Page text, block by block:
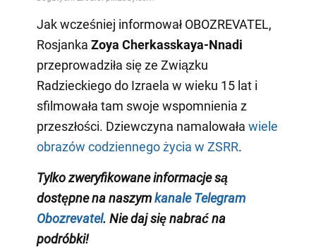
Jak wcześniej informował OBOZREVATEL,
Rosjanka Zoya Cherkasskaya-Nnadi
przeprowadziła się ze Związku
Radzieckiego do Izraela w wieku 15 lat i
sfilmowała tam swoje wspomnienia z
przeszłości. Dziewczyna namalowała wiele
obrazów codziennego życia w ZSRR.
Tylko zweryfikowane informacje są
dostępne na naszymkanale Telegram
Obozrevatel. Nie daj się nabrać na
podróbki!